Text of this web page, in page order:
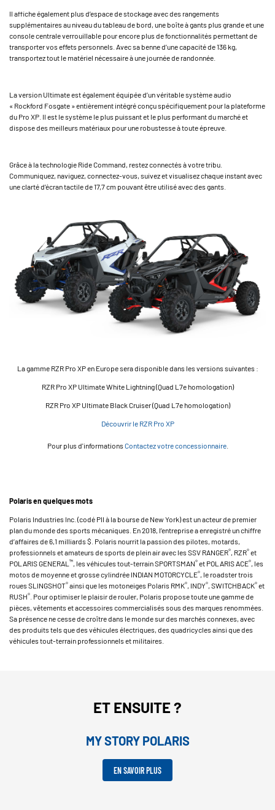
Il affiche également plus d’espace de stockage avec des rangements
supplémentaires au niveau du tableau de bord, une boîte à gants plus grande et une
console centrale verrouillable pour encore plus de fonctionnalités permettant de
transporter vos effets personnels. Avec sa benne d’une capacité de 136 kg,
transportez tout le matériel nécessaire à une journée de randonnée.
La version Ultimate est également équipée d’un véritable système audio
« Rockford Fosgate » entièrement intégré conçu spécifiquement pour la plateforme
du Pro XP. Il est le système le plus puissant et le plus performant du marché et
dispose des meilleurs matériaux pour une robustesse à toute épreuve.
Grâce à la technologie Ride Command, restez connectés à votre tribu.
Communiquez, naviguez, connectez-vous, suivez et visualisez chaque instant avec
une clarté d’écran tactile de 17,7 cm pouvant être utilisé avec des gants.
La gamme RZR Pro XP en Europe sera disponible dans les versions suivantes :
RZR Pro XP Ultimate White Lightning (Quad L7e homologation)
RZR Pro XP Ultimate Black Cruiser (Quad L7e homologation)
Découvrir le RZR Pro XP
Pour plus d'informationsContactez votre concessionnaire.
Polaris en quelques mots
Polaris Industries Inc. (codé PII à la bourse de New York) est un acteur de premier
plan du monde des sports mécaniques. En 2018, l’entreprise a enregistré un chiffre
d’affaires de 6,1 milliards $. Polaris nourrit la passion des pilotes, motards,
professionnels et amateurs de sports de plein air avec les SSV RANGER®, RZR®et
POLARIS GENERAL ™, les véhicules tout-terrain SPORTSMAN®et POLARIS ACE®, les
motos de moyenne et grosse cylindrée INDIAN MOTORCYCLE®, le roadster trois
roues SLINGSHOT®ainsi que les motoneiges Polaris RMK®, INDY®, SWITCHBACK®et
RUSH® . Pour optimiser le plaisir de rouler, Polaris propose toute une gamme de
pièces, vêtements et accessoires commercialisés sous des marques renommées.
Sa présence ne cesse de croître dans le monde sur des marchés connexes, avec
des produits tels que des véhicules électriques, des quadricycles ainsi que des
véhicules tout-terrain professionnels et militaires.
ET ENSUITE ?
MY STORY POLARIS
EN SAVOIR PLUS